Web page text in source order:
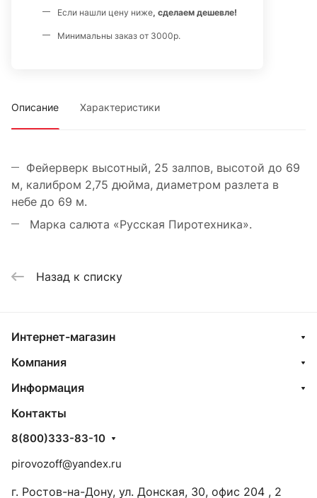
Если нашли цену ниже, сделаем дешевле!
Минимальны заказ от 3000р.
Описание Характеристики
Фейерверк высотный, 25 залпов, высотой до 69
м, калибром 2,75 дюйма, диаметром разлета в
небе до 69 м.
Марка салюта «Русская Пиротехника».
Назад к списку
Интернет-магазин
Компания
Информация
Контакты
8(800)333-83-10
pirovozoff@yandex.ru
г. Ростов-на-Дону, ул. Донская, 30, офис 204 , 2